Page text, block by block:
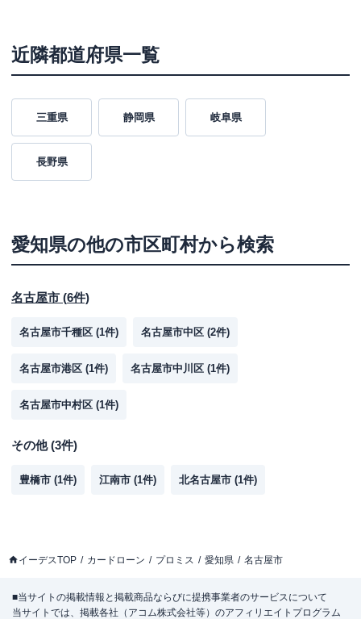
近隣都道府県一覧
三重県 静岡県 岐阜県
長野県
愛知県の他の市区町村から検索
名古屋市 (6件)
名古屋市千種区 (1件) 名古屋市中区 (2件)
名古屋市港区 (1件) 名古屋市中川区 (1件)
名古屋市中村区 (1件)
その他(3件)
豊橋市 (1件) 江南市 (1件) 北名古屋市 (1件)
イーデスTOP カードローン プロミス 愛知県 名古屋市
■当サイトの掲載情報と掲載商品ならびに提携事業者のサービスについて
当サイトでは、掲載各社（アコム株式会社等）のアフィリエイトプログラム